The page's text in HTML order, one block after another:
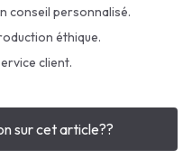
conseil personnalisé.
éthique.
client.
sur cet article??